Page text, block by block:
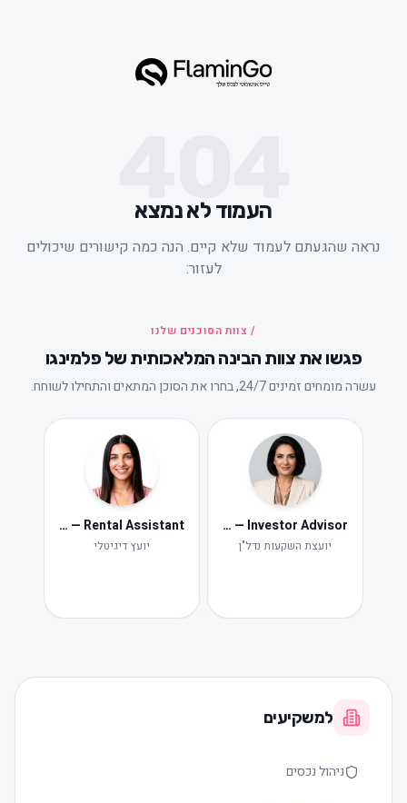
העמוד לא נמצא
שהגעתם לעמוד שלא קיים. הנה כמה קישורים שיכולים
לעזור:
/ צוות הסוכנים שלנו
פגשו את צוות הבינה המלאכותית של פלמינגו
עשרה מומחים זמינים 24/7, בחרו את הסוכן המתאים והתחילו לשוחח.
Iris — Investor Advisor
יועצת השקעות נדל"ן
Neta — Rental Assistant
יועץ דיגיטלי
למשקיעים
ניהול נכסים